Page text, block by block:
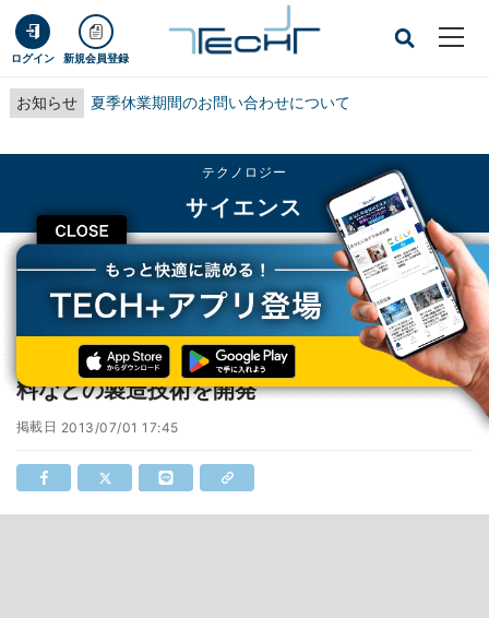
ログイン 新規会員登録
お知らせ 夏季休業期間のお問い合わせについて
CLOSE
テクノロジー
サイエンス
TECH+ テクノロジー
サイエンス
東北大、二酸化炭素を用いたプラスチック原料などの製造技術を開発
東北大、二酸化炭素を用いたプラスチック原
料などの製造技術を開発
掲載日 2013/07/01 17:45